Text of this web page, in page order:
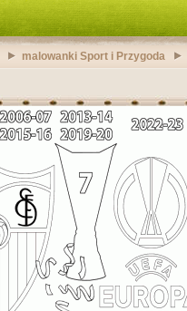
malowanki Sport i Przygoda